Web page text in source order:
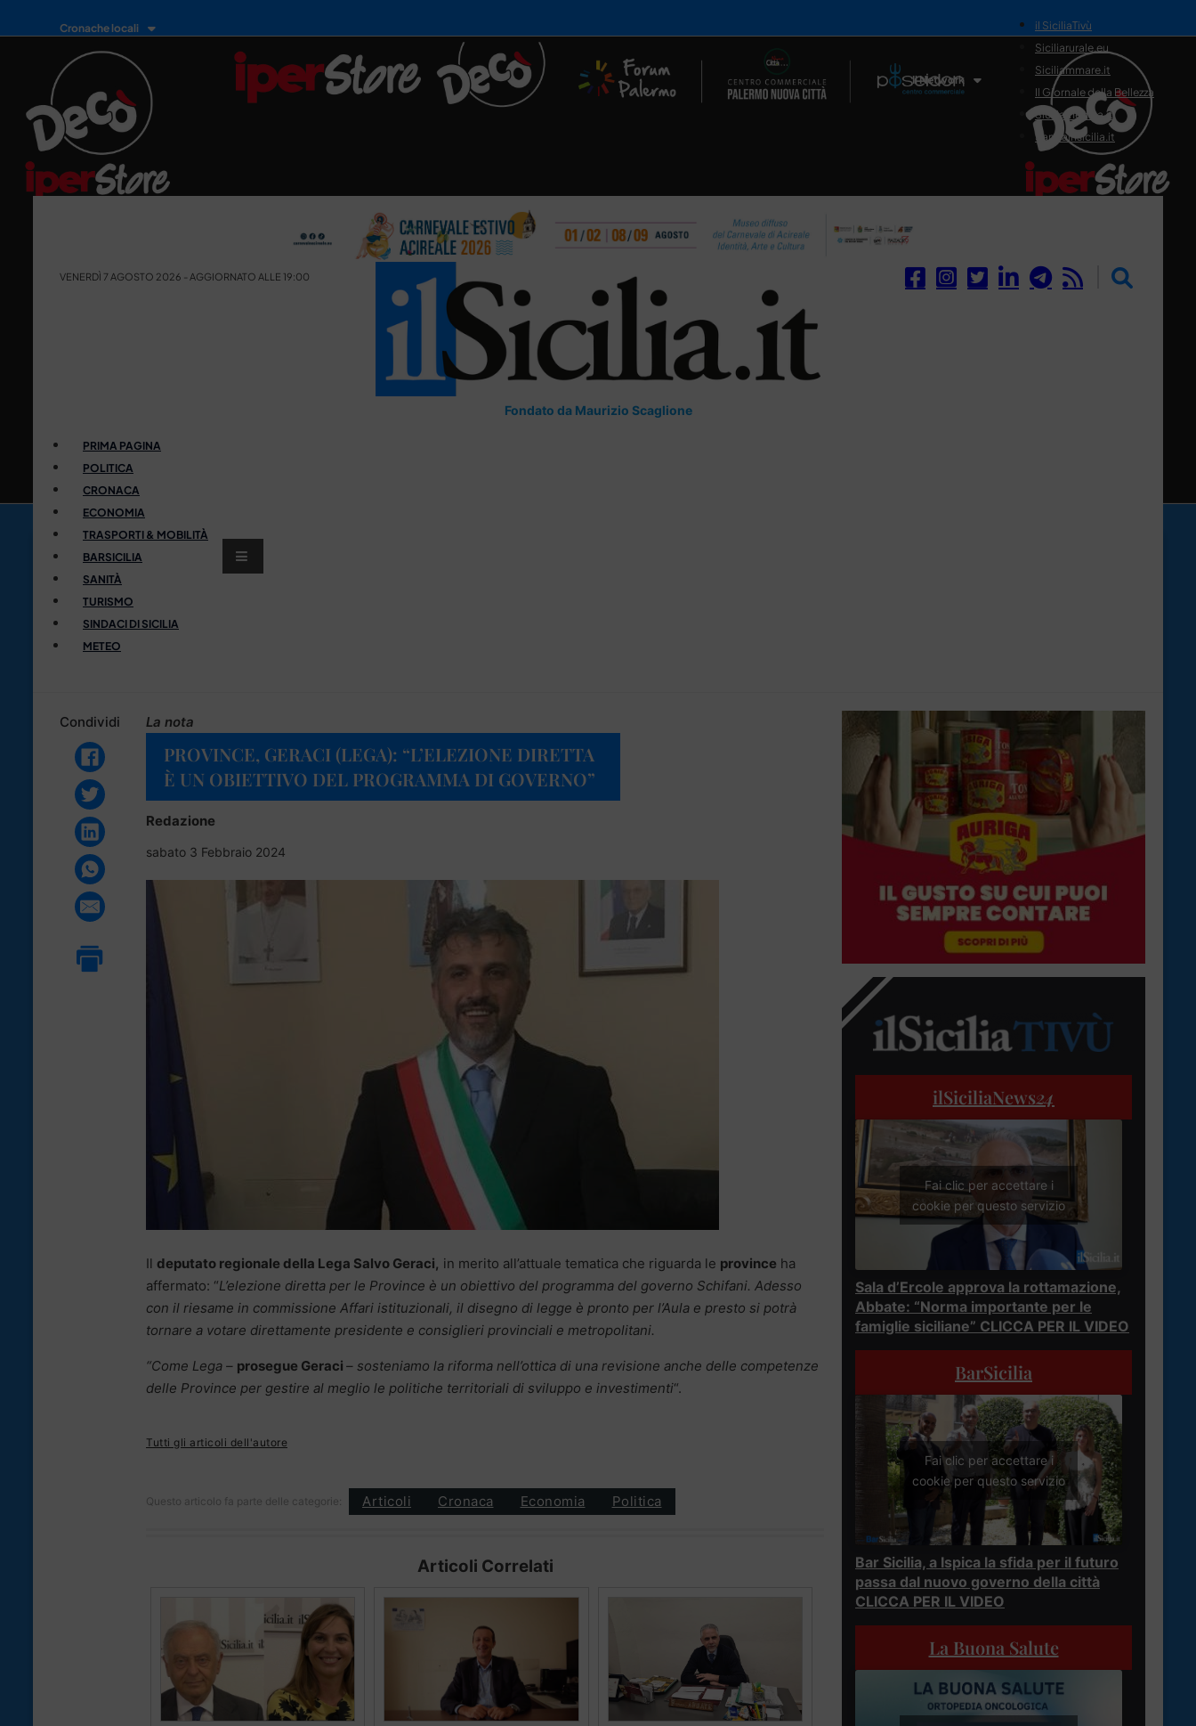
Cronache locali
Il Network
il SiciliaTivù
Siciliarurale.eu
Siciliammare.it
Il Giornale della Bellezza
Siciliamedica.it
Sanitainsicilia.it
VENERDÌ 7 AGOSTO 2026 - AGGIORNATO ALLE 19:00
Fondato da Maurizio Scaglione
PRIMA PAGINA
POLITICA
CRONACA
ECONOMIA
TRASPORTI & MOBILITÀ
BARSICILIA
SANITÀ
TURISMO
SINDACI DI SICILIA
METEO
Condividi La nota
PROVINCE, GERACI (LEGA): “L’ELEZIONE DIRETTA
È UN OBIETTIVO DEL PROGRAMMA DI GOVERNO”
Redazione
sabato 3 Febbraio 2024
Il deputato regionale della Lega Salvo Geraci, in merito all’attuale tematica che riguarda le province ha
affermato: “L’elezione diretta per le Province è un obiettivo del programma del governo Schifani. Adesso
con il riesame in commissione Affari istituzionali, il disegno di legge è pronto per l’Aula e presto si potrà
tornare a votare direttamente presidente e consiglieri provinciali e metropolitani.
“Come Lega – prosegue Geraci – sosteniamo la riforma nell’ottica di una revisione anche delle competenze
delle Province per gestire al meglio le politiche territoriali di sviluppo e investimenti“.
Tutti gli articoli dell'autore
Questo articolo fa parte delle categorie: Articoli Cronaca Economia Politica
Articoli Correlati
ilSiciliaNews24
Fai clic per accettare i
cookie per questo servizio
Sala d’Ercole approva la rottamazione,
Abbate: “Norma importante per le
famiglie siciliane” CLICCA PER IL VIDEO
BarSicilia
Fai clic per accettare i
cookie per questo servizio
Bar Sicilia, a Ispica la sfida per il futuro
passa dal nuovo governo della città
CLICCA PER IL VIDEO
La Buona Salute